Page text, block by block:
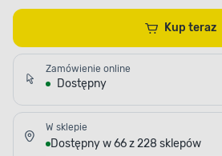
Kup teraz
Zamówienie online
Dostępny
W sklepie
Dostępny w 66 z 228 sklepów